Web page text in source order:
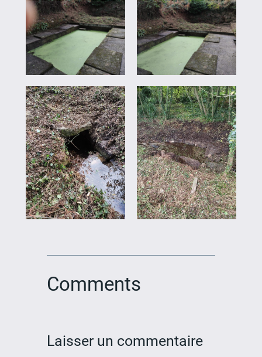
Comments
Laisser un commentaire